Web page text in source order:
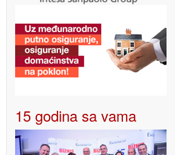
15 godina sa vama